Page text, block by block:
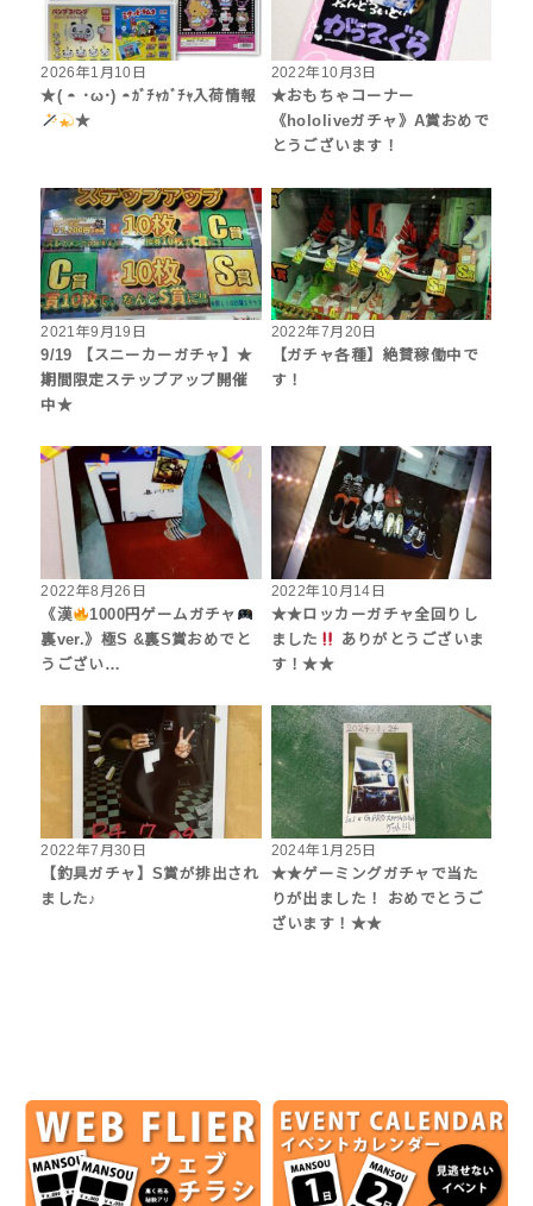
2026年1月10日
★( ◓ ･ω･) ◓ｶﾞﾁｬｶﾞﾁｬ入荷情報
★
2022年10月3日
★おもちゃコーナー
《hololiveガチャ》A賞おめで
とうございます！
2021年9月19日
9/19 【スニーカーガチャ】★
期間限定ステップアップ開催
中★
2022年7月20日
【ガチャ各種】絶賛稼働中で
す！
2022年8月26日
《漢
1000円ゲームガチャ
裏ver.》極S &裏S賞おめでと
うござい…
2022年10月14日
★★ロッカーガチャ全回りし
ました
ありがとうございま
す！★★
2022年7月30日
【釣具ガチャ】S賞が排出され
ました♪
2024年1月25日
★★ゲーミングガチャで当た
りが出ました！ おめでとうご
ざいます！★★